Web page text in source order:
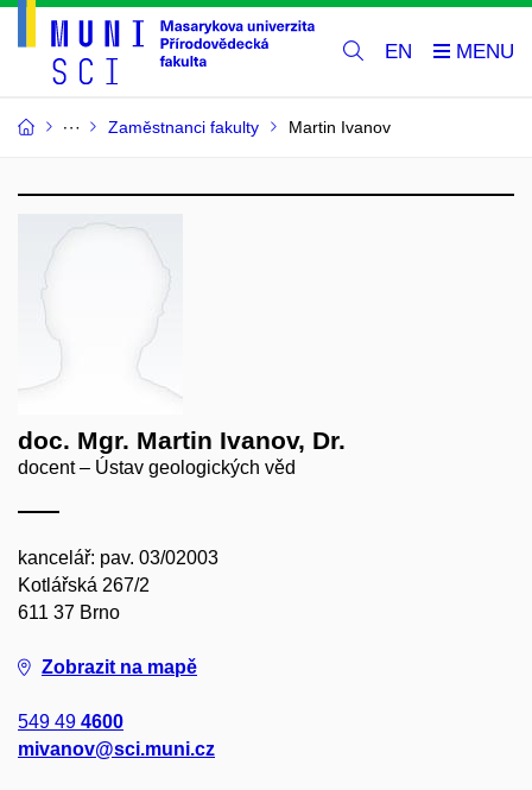
EN
Zaměstnanci fakulty Martin Ivanov
doc. Mgr. Martin Ivanov, Dr.
docent – Ústav geologických věd
kancelář: pav. 03/02003
Kotlářská 267/2
611 37 Brno
Zobrazit na mapě
549 49 4600
mivanov@sci.muni.cz